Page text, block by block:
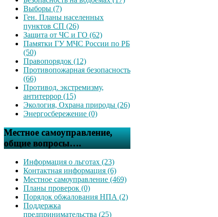
Выборы (7)
Ген. Планы населенных
пунктов СП (26)
Защита от ЧС и ГО (62)
Памятки ГУ МЧС России по РБ
(50)
Правопорядок (12)
Противопожарная безопасность
(66)
Противод. экстремизму,
антитеррор (15)
Экология, Охрана природы (26)
Энергосбережение (0)
Местное самоуправление,
общие вопросы….
Информация о льготах (23)
Контактная информация (6)
Местное самоуправление (469)
Планы проверок (0)
Порядок обжалования НПА (2)
Поддержка
предпринимательства (25)